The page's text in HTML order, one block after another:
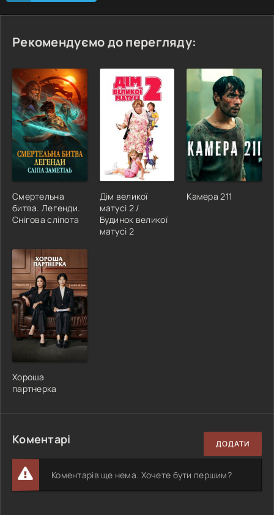
Рекомендуємо до перегляду:
Смертельна
битва. Легенди.
Снігова сліпота
Дім великої
матусі 2 /
Будинок великої
матусі 2
Камера 211
Хороша
партнерка
Коментарі ДОДАТИ
Коментарів ще нема. Хочете бути першим?